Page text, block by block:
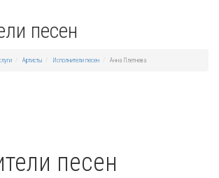
песен
Артисты Исполнители песен Анна Плетнева
песен